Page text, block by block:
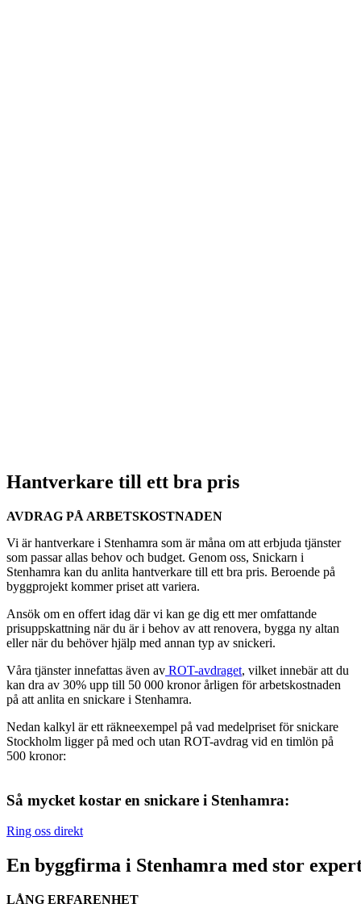
Hantverkare till ett bra pris
AVDRAG PÅ ARBETSKOSTNADEN
Vi är hantverkare i Stenhamra som är måna om att erbjuda tjänster
som passar allas behov och budget. Genom oss, Snickarn i
Stenhamra kan du anlita hantverkare till ett bra pris. Beroende på
byggprojekt kommer priset att variera.
Ansök om en offert idag där vi kan ge dig ett mer omfattande
prisuppskattning när du är i behov av att renovera, bygga ny altan
eller när du behöver hjälp med annan typ av snickeri.
Våra tjänster innefattas även av ROT-avdraget, vilket innebär att du
kan dra av 30% upp till 50 000 kronor årligen för arbetskostnaden
på att anlita en snickare i Stenhamra.
Nedan kalkyl är ett räkneexempel på vad medelpriset för snickare
Stockholm ligger på med och utan ROT-avdrag vid en timlön på
500 kronor:
Så mycket kostar en snickare i Stenhamra:
Ring oss direkt
En byggfirma i Stenhamra med stor
LÅNG ERFARENHET